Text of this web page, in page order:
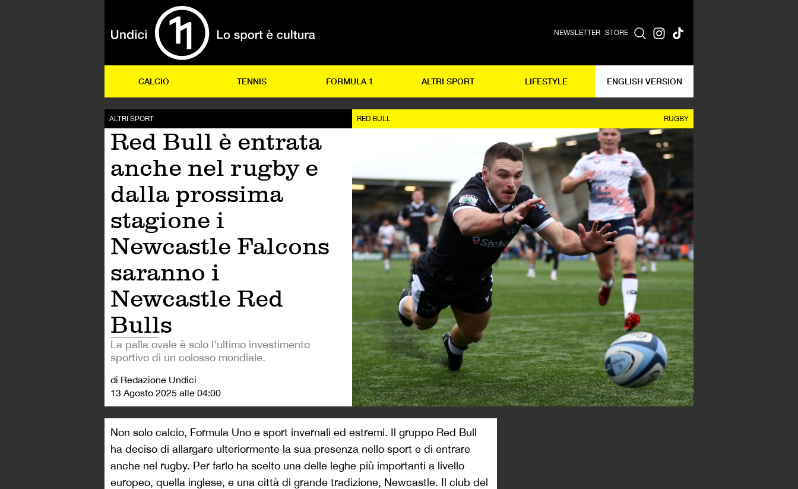
NEWSLETTER STORE
CALCIO TENNIS FORMULA 1 ALTRI SPORT LIFESTYLE ENGLISH VERSION
ALTRI SPORT
Red Bull è entrata
anche nel rugby e
dalla prossima
stagione i
Newcastle Falcons
saranno i
Newcastle Red
Bulls
La palla ovale è solo l'ultimo investimento
sportivo di un colosso mondiale.
di Redazione Undici
13 Agosto 2025 alle 04:00
RED BULL RUGBY
Non solo calcio, Formula Uno e sport invernali ed estremi. Il gruppo Red Bull
ha deciso di allargare ulteriormente la sua presenza nello sport e di entrare
anche nel rugby. Per farlo ha scelto una delle leghe più importanti a livello
europeo, quella inglese, e una città di grande tradizione, Newcastle. Il club del